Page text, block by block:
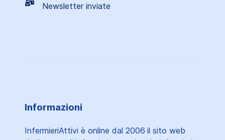
Newsletter inviate
Informazioni
InfermieriAttivi è online dal 2006 il sito web